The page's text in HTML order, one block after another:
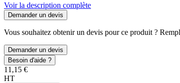
Voir la description complète
Demander un devis
Vous souhaitez obtenir un devis pour ce produit ?
Demander un devis
Besoin d'aide ?
11,15 €
HT